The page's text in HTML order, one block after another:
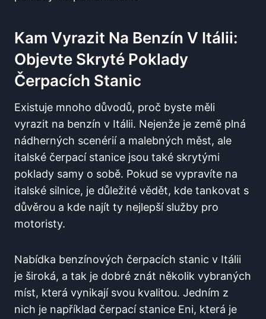
Kam ⁤vyrazit Na Benzín V Itálii:
Objevte Skryté Poklady
Čerpacích‍ Stanic
Existuje mnoho důvodů, proč byste⁣ měli
vyrazit na benzín v ⁣Itálii. Nejenže je země plná
nádherných ⁤scenérií ⁤a malebných měst, ale
italské ⁤čerpací ‌stanice jsou také skrytými ​
poklady samy o ⁣sobě. Pokud se vypravíte na
italské silnice, je důležité vědět, kde ⁤tankovat s
důvěrou a kde najít ty nejlepší služby pro
motoristy.
Nabídka benzínových čerpacích stanic v Itálii⁢
je ⁣široká, a ⁣tak je dobré znát ⁣několik‌ vybraných
‌míst, která vynikají svou kvalitou. Jedním z
nich je například čerpací stanice Eni, která je